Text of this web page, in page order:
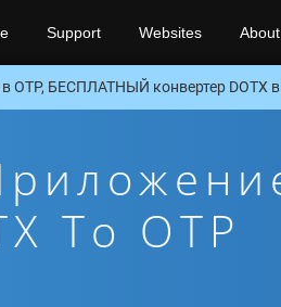
Support Websites About
OTP, БЕСПЛАТНЫЙ конвертер DOTX в
To OTP